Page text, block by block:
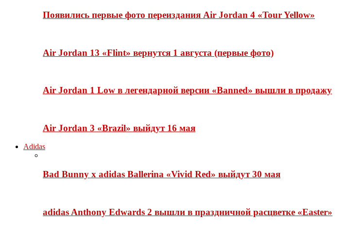
Появились первые фото переиздания Air Jordan 4 «Tour Yellow»
Air Jordan 13 «Flint» вернутся 1 августа (первые фото)
Air Jordan 1 Low в легендарной версии «Banned» вышли в продажу
Air Jordan 3 «Brazil» выйдут 16 мая
Adidas
Bad Bunny x adidas Ballerina «Vivid Red» выйдут 30 мая
adidas Anthony Edwards 2 вышли в праздничной расцветке «Easter»